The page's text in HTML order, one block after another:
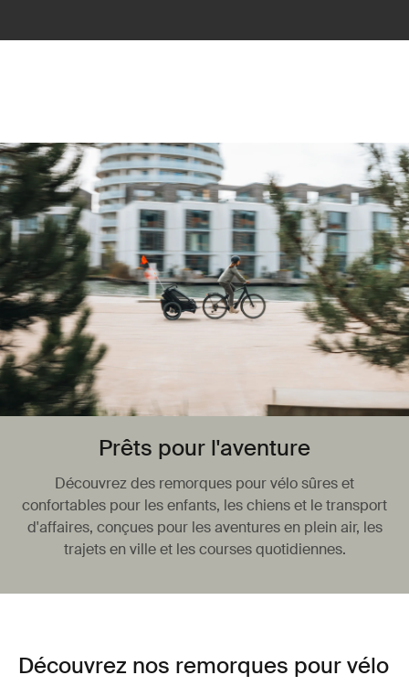
Prêts pour l'aventure
Découvrez des remorques pour vélo sûres et
confortables pour les enfants, les chiens et le transport
d'affaires, conçues pour les aventures en plein air, les
trajets en ville et les courses quotidiennes.
Découvrez nos remorques pour vélo